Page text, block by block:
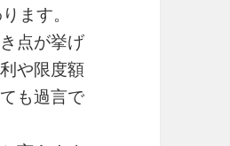
ます。
点が挙げ
や限度額
も過言で